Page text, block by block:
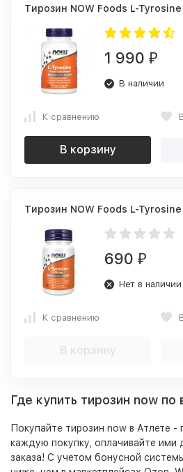
Тирозин NOW Foods L-
1 990 ₽
В наличии
К сравнению
В корзину
Тирозин NOW Foods L-
690 ₽
Нет в наличии
К сравнению
В корзину
Где купить тирозин now по
Покупайте тирозин now в Атлете -
каждую покупку, оплачивайте ими
заказа! С учетом бонусной